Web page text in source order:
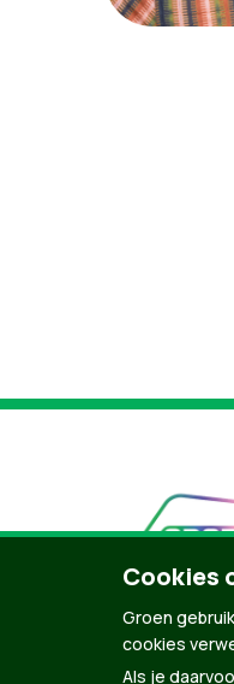
Cookies
Groen
cookies
Als je